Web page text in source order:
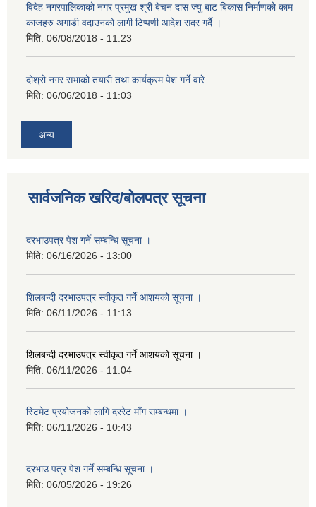
विदेह नगरपालिकाको नगर प्रमुख श्री बेचन दास ज्यु बाट बिकास निर्माणको काम
काजहरु अगाडी वदाउनको लागी टिप्पणी आदेश सदर गर्दै ।
मिति: 06/08/2018 - 11:23
दोश्रो नगर सभाको तयारी तथा कार्यक्रम पेश गर्ने वारे
मिति: 06/06/2018 - 11:03
अन्य
सार्वजनिक खरिद/बोलपत्र सूचना
दरभाउपत्र पेश गर्ने सम्बन्धि सूचना ।
मिति: 06/16/2026 - 13:00
शिलबन्दी दरभाउपत्र स्वीकृत गर्ने आशयको सूचना ।
मिति: 06/11/2026 - 11:13
शिलबन्दी दरभाउपत्र स्वीकृत गर्ने आशयको सूचना ।
मिति: 06/11/2026 - 11:04
स्टिमेट प्रयोजनको लागि दररेट माँग सम्बन्धमा ।
मिति: 06/11/2026 - 10:43
दरभाउ पत्र पेश गर्ने सम्बन्धि सूचना ।
मिति: 06/05/2026 - 19:26